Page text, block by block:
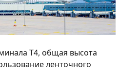
T4, общая высота
ленточного